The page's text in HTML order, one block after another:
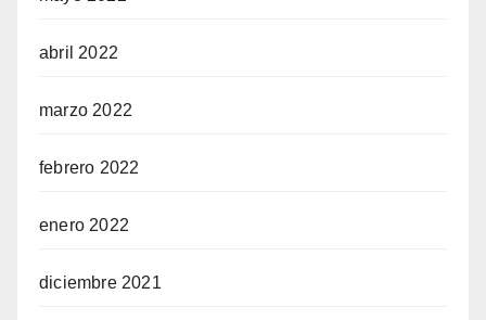
abril 2022
marzo 2022
febrero 2022
enero 2022
diciembre 2021